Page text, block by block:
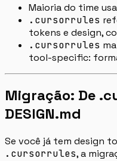
Maioria do time
.cursorrules
tokens e design,
.cursorrules
tool-specific:
Migração: De
DESIGN.md
Se você já tem design
.cursorrules, a